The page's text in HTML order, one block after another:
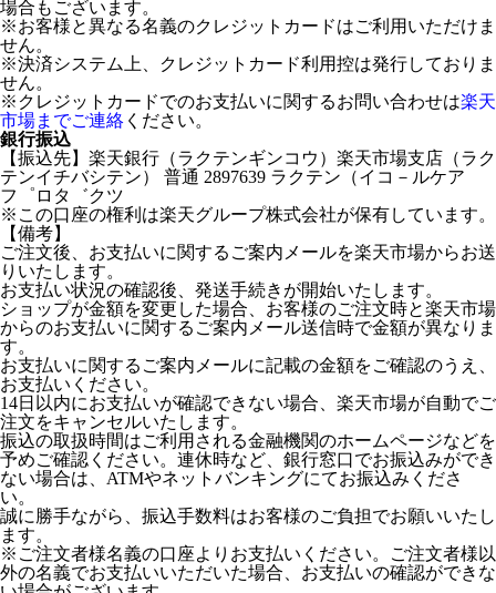
場合もございます。
※お客様と異なる名義のクレジットカードはご利用いただけま
せん。
※決済システム上、クレジットカード利用控は発行しておりま
せん。
※クレジットカードでのお支払いに関するお問い合わせは楽天
市場までご連絡 ください。
銀行振込
【振込先】楽天銀行（ラクテンギンコウ）楽天市場支店（ラク
テンイチバシテン） 普通 2897639 ラクテン（イコ－ルケア
フ゜ロタ゛クツ
※この口座の権利は楽天グループ株式会社が保有しています。
【備考】
ご注文後、お支払いに関するご案内メールを楽天市場からお送
りいたします。
お支払い状況の確認後、発送手続きが開始いたします。
ショップが金額を変更した場合、お客様のご注文時と楽天市場
からのお支払いに関するご案内メール送信時で金額が異なりま
す。
お支払いに関するご案内メールに記載の金額をご確認のうえ、
お支払いください。
14日以内にお支払いが確認できない場合、楽天市場が自動でご
注文をキャンセルいたします。
振込の取扱時間はご利用される金融機関のホームページなどを
予めご確認ください。連休時など、銀行窓口でお振込みができ
ない場合は、ATMやネットバンキングにてお振込みくださ
い。
誠に勝手ながら、振込手数料はお客様のご負担でお願いいたし
ます。
※ご注文者様名義の口座よりお支払いください。ご注文者様以
外の名義でお支払いいただいた場合、お支払いの確認ができな